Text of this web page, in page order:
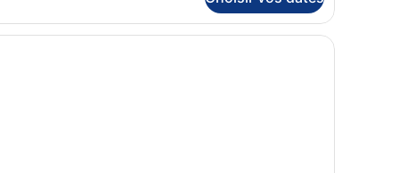
voir l’enseigne de l’hôtel Marlin sur le mur.